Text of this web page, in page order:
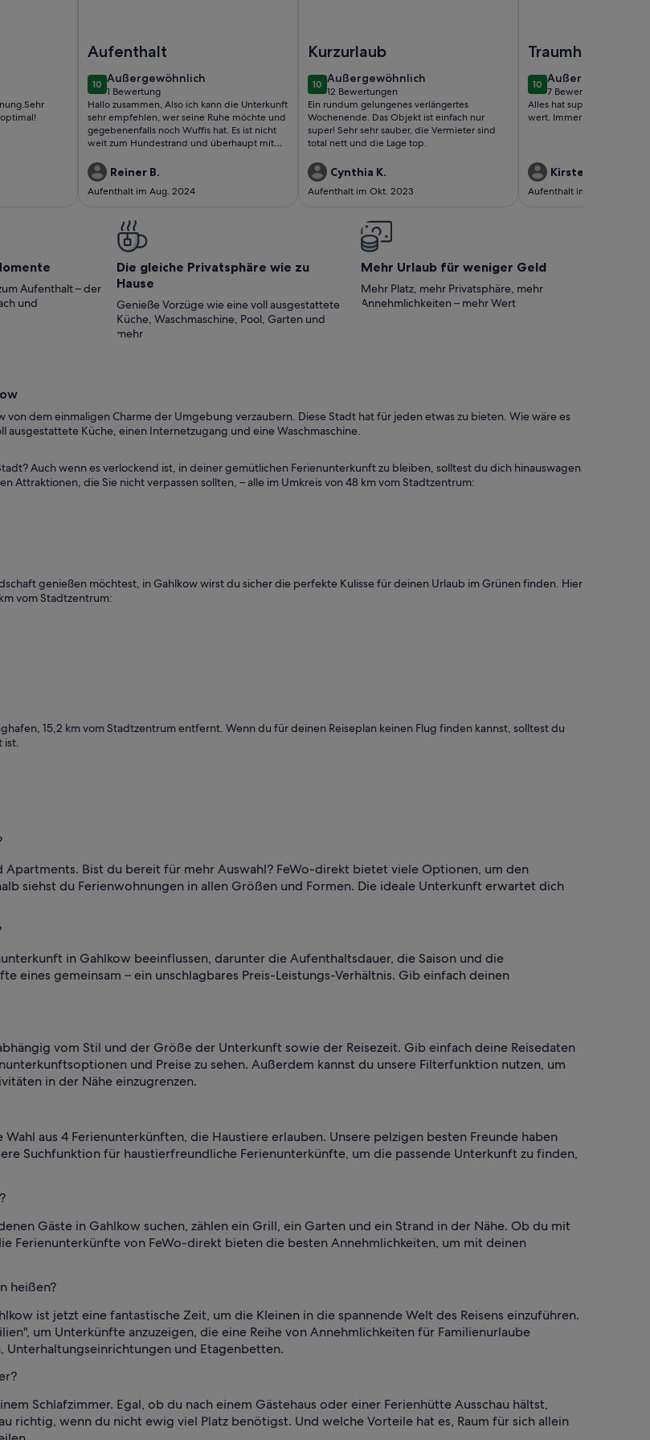
Aufenthalt
1010 von 10
Außergewöhnlich
außergewöhnlich
1 Bewertung
(1
bewertung)
Hallo zusammen, Also ich kann die Unterkunft
sehr empfehlen, wer seine Ruhe möchte und
gegebenenfalls noch Wuffis hat. Es ist nicht
weit zum Hundestrand und überhaupt mit
Reiner B.
Aufenthalt im Aug. 2024
Kurzurlaub
1010 von 10
Außergewöhnlich
außergewöhnlich
12 Bewertungen
(12
bewertungen)
Ein rundum gelungenes verlängertes
Wochenende. Das Objekt ist einfach nur
super! Sehr sehr sauber, die Vermieter sind
total nett und die Lage top.
Cynthia K.
Aufenthalt im Okt. 2023
Traumhafter
1010 von 10
Außergewöhnlich
außergewöhnlich
7 Bewertungen
(7
bewertungen)
Alles hat super geklappt
wert. Immer wieder gerne.
Kirsten G.
Aufenthalt im Juli 2023
Aufenthalt – der
und
Die gleiche Privatsphäre wie zu
Hause
Genieße Vorzüge wie eine voll ausgestattete
Küche, Waschmaschine, Pool, Garten und
mehr
Mehr Urlaub für weniger Geld
Mehr Platz, mehr Privatsphäre, mehr
Annehmlichkeiten – mehr Wert
von dem einmaligen Charme der Umgebung verzaubern. Diese Stadt hat für jeden etwas zu bieten. Wie wäre es
Küche, einen Internetzugang und eine Waschmaschine.
Auch wenn es verlockend ist, in deiner gemütlichen Ferienunterkunft zu bleiben, solltest du dich hinauswagen
Attraktionen, die Sie nicht verpassen sollten, – alle im Umkreis von 48 km vom Stadtzentrum:
genießen möchtest, in Gahlkow wirst du sicher die perfekte Kulisse für deinen Urlaub im Grünen finden. Hier
vom Stadtzentrum:
15,2 km vom Stadtzentrum entfernt. Wenn du für deinen Reiseplan keinen Flug finden kannst, solltest du
ist.
Bist du bereit für mehr Auswahl? FeWo-direkt bietet viele Optionen, um den
siehst du Ferienwohnungen in allen Größen und Formen. Die ideale Unterkunft erwartet dich
in Gahlkow beeinflussen, darunter die Aufenthaltsdauer, die Saison und die
eines gemeinsam – ein unschlagbares Preis-Leistungs-Verhältnis. Gib einfach deinen
vom Stil und der Größe der Unterkunft sowie der Reisezeit. Gib einfach deine Reisedaten
und Preise zu sehen. Außerdem kannst du unsere Filterfunktion nutzen, um
in der Nähe einzugrenzen.
aus 4 Ferienunterkünften, die Haustiere erlauben. Unsere pelzigen besten Freunde haben
Suchfunktion für haustierfreundliche Ferienunterkünfte, um die passende Unterkunft zu finden,
Gäste in Gahlkow suchen, zählen ein Grill, ein Garten und ein Strand in der Nähe. Ob du mit
Ferienunterkünfte von FeWo-direkt bieten die besten Annehmlichkeiten, um mit deinen
heißen?
ist jetzt eine fantastische Zeit, um die Kleinen in die spannende Welt des Reisens einzuführen.
um Unterkünfte anzuzeigen, die eine Reihe von Annehmlichkeiten für Familienurlaube
Unterhaltungseinrichtungen und Etagenbetten.
Schlafzimmer. Egal, ob du nach einem Gästehaus oder einer Ferienhütte Ausschau hältst,
richtig, wenn du nicht ewig viel Platz benötigst. Und welche Vorteile hat es, Raum für sich allein